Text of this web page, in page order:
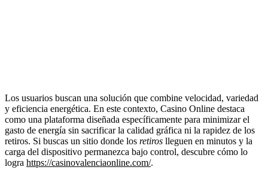
Los usuarios buscan una solución que combine velocidad, variedad
y eficiencia energética. En este contexto, Casino Online destaca
como una plataforma diseñada específicamente para minimizar el
gasto de energía sin sacrificar la calidad gráfica ni la rapidez de los
retiros. Si buscas un sitio donde los retiros lleguen en minutos y la
carga del dispositivo permanezca bajo control, descubre cómo lo
logra https://casinovalenciaonline.com/.